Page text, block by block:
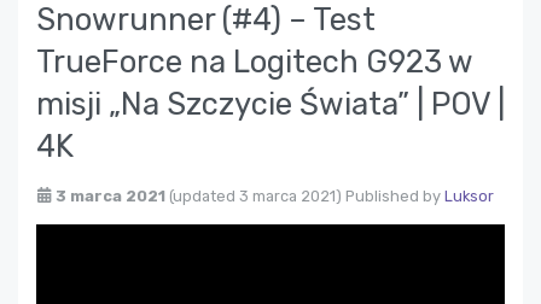
Snowrunner (#4) – Test
TrueForce na Logitech G923 w
misji „Na Szczycie Świata” | POV |
4K
3 marca 2021 (updated 3 marca 2021) Published by Luksor